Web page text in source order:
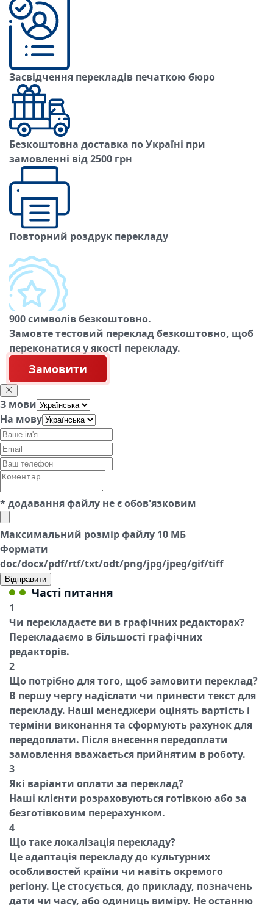
Засвідчення перекладів печаткою бюро
Безкоштовна доставка по Україні при
замовленні від 2500 грн
Повторний роздрук перекладу
900 символів безкоштовно.
Замовте тестовий переклад безкоштовно, щоб
переконатися у якості перекладу.
Замовити
З мови
На мову
* додавання файлу не є обов'язковим
Максимальний розмір файлу 10 МБ
Формати
doc/docx/pdf/rtf/txt/odt/png/jpg/jpeg/gif/tiff
Відправити
Часті питання
1
Чи перекладаєте ви в графічних редакторах?
Перекладаємо в більшості графічних
редакторів.
2
Що потрібно для того, щоб замовити переклад?
В першу чергу надіслати чи принести текст для
перекладу. Наші менеджери оцінять вартість і
терміни виконання та сформують рахунок для
передоплати. Після внесення передоплати
замовлення вважається прийнятим в роботу.
3
Які варіанти оплати за переклад?
Наші клієнти розраховуються готівкою або за
безготівковим перерахунком.
4
Що таке локалізація перекладу?
Це адаптація перекладу до культурних
особливостей країни чи навіть окремого
регіону. Це стосується, до прикладу, позначень
дати чи часу, або одиниць виміру. Не останню